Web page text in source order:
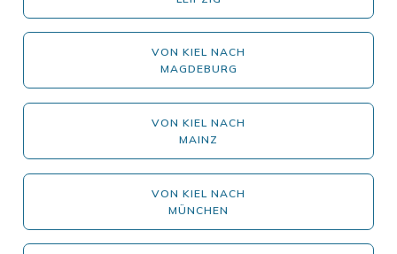
VON KIEL NACH
MAGDEBURG
VON KIEL NACH
MAINZ
VON KIEL NACH
MÜNCHEN